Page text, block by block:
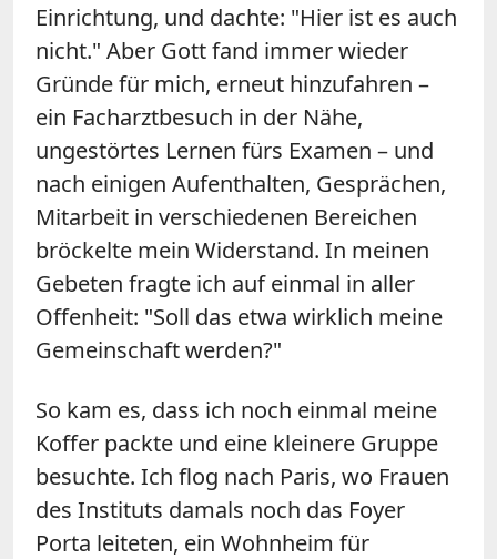
Einrichtung, und dachte: "Hier ist es auch
nicht." Aber Gott fand immer wieder
Gründe für mich, erneut hinzufahren –
ein Facharztbesuch in der Nähe,
ungestörtes Lernen fürs Examen – und
nach einigen Aufenthalten, Gesprächen,
Mitarbeit in verschiedenen Bereichen
bröckelte mein Widerstand. In meinen
Gebeten fragte ich auf einmal in aller
Offenheit: "Soll das etwa wirklich meine
Gemeinschaft werden?"
So kam es, dass ich noch einmal meine
Koffer packte und eine kleinere Gruppe
besuchte. Ich flog nach Paris, wo Frauen
des Instituts damals noch das Foyer
Porta leiteten, ein Wohnheim für